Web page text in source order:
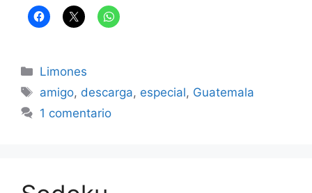
Categorías
Limones
Etiquetas
amigo, descarga, especial, Guatemala
1 comentario